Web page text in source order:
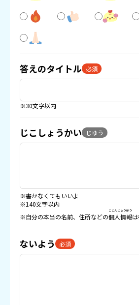
答えのタイトル 必須
※30文字以内
じこしょうかい じゆう
※書かなくてもいいよ
※140文字以内
※自分の本当の名前、住所などの個人情報
こじんじょうほう
ないよう 必須